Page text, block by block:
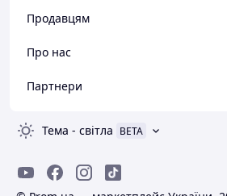
Продавцям
Про нас
Партнери
Тема - світла BETA